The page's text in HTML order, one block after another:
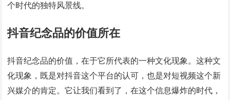
个时代的独特风景线。
抖音纪念品的价值所在
抖音纪念品的价值，在于它所代表的一种文化现象。这种文
化现象，既是对抖音这个平台的认可，也是对短视频这个新
兴媒介的肯定。它让我们看到了，在这个信息爆炸的时代，